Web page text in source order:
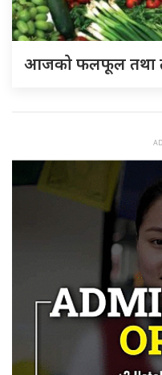
आजको फलफूल तथा